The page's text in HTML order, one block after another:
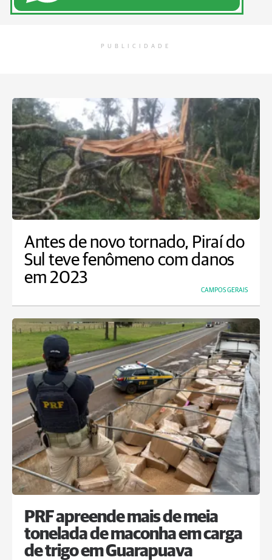
PUBLICIDADE
Antes de novo tornado, Piraí do
Sul teve fenômeno com danos
em 2023
CAMPOS GERAIS
PRF apreende mais de meia
tonelada de maconha em carga
de trigo em Guarapuava